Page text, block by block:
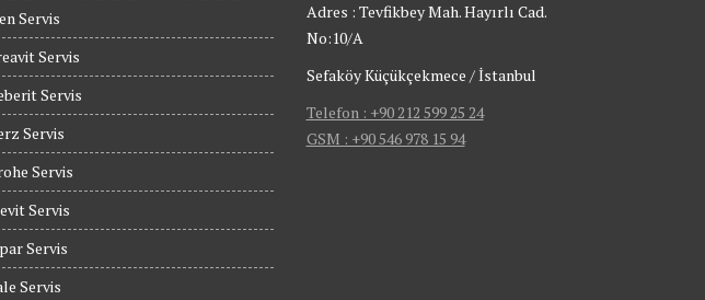
Servis
Servis
Servis
Servis
Servis
Servis
Servis
Servis
Adres : Tevfikbey Mah. Hayırlı Cad.
No:10/A
Sefaköy Küçükçekmece / İstanbul
Telefon : +90 212 599 25 24
GSM : +90 546 978 15 94